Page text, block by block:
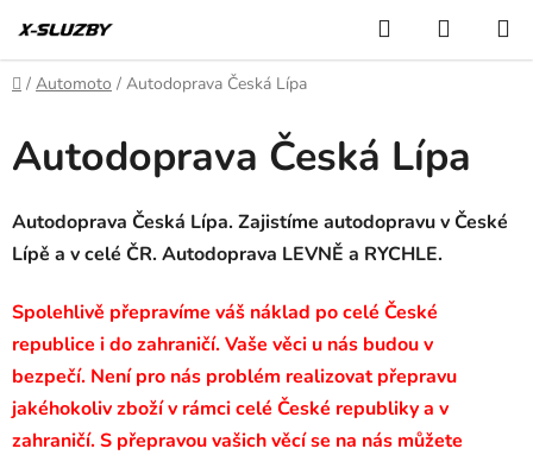
na
obsah
Hledat
KOŠÍK
Domů
/ Automoto / Autodoprava Česká Lípa
Autodoprava Česká Lípa
Autodoprava Česká Lípa. Zajistíme autodopravu v České
Lípě a v celé ČR. Autodoprava LEVNĚ a RYCHLE.
Spolehlivě přepravíme váš náklad po celé České
republice i do zahraničí. Vaše věci u nás budou v
bezpečí. Není pro nás problém realizovat přepravu
jakéhokoliv zboží v rámci celé České republiky a v
zahraničí. S přepravou vašich věcí se na nás můžete